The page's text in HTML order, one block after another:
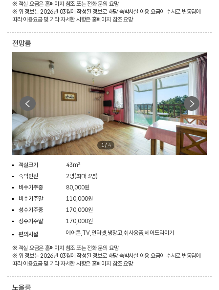
※ 객실 요금은 홈페이지 참조 또는 전화 문의 요망
※ 위 정보는 2026년 03월에 작성된 정보로 해당 숙박시설 이용 요금이 수시로 변동됨에
따라 이용요금 및 기타 자세한 사항은 홈페이지 참조 요망
전망룸
1 / 4
객실크기
43m²
숙박인원
2명(최대 3명)
비수기주중
80,000원
비수기주말
110,000원
성수기주중
170,000원
성수기주말
170,000원
편의시설
에어콘,TV,인터넷,냉장고,취사용품,헤어드라이기
※ 객실 요금은 홈페이지 참조 또는 전화 문의 요망
※ 위 정보는 2026년 03월에 작성된 정보로 해당 숙박시설 이용 요금이 수시로 변동됨에
따라 이용요금 및 기타 자세한 사항은 홈페이지 참조 요망
노을룸